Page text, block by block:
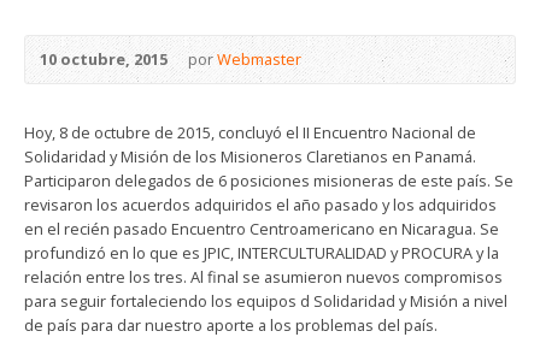
10 octubre, 2015 porWebmaster
Hoy, 8 de octubre de 2015, concluyó el II Encuentro Nacional de
Solidaridad y Misión de los Misioneros Claretianos en Panamá.
Participaron delegados de 6 posiciones misioneras de este país. Se
revisaron los acuerdos adquiridos el año pasado y los adquiridos
en el recién pasado Encuentro Centroamericano en Nicaragua. Se
profundizó en lo que es JPIC, INTERCULTURALIDAD y PROCURA y la
relación entre los tres. Al final se asumieron nuevos compromisos
para seguir fortaleciendo los equipos d Solidaridad y Misión a nivel
de país para dar nuestro aporte a los problemas del país.